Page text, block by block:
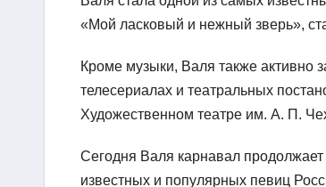
«Мой ласковый и нежный зверь»,
Кроме музыки, Валя также активно
телесериалах и театральных
Художественном театре им. А. П.
Сегодня Валя карнавал продолжает
известных и популярных певиц